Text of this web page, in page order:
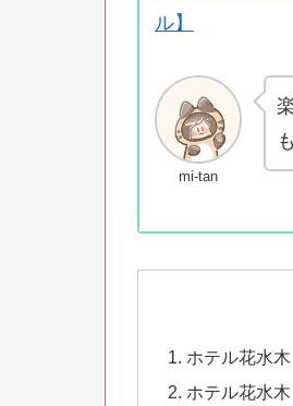
ル】
mi-tan
ホテル花水
ホテル花水